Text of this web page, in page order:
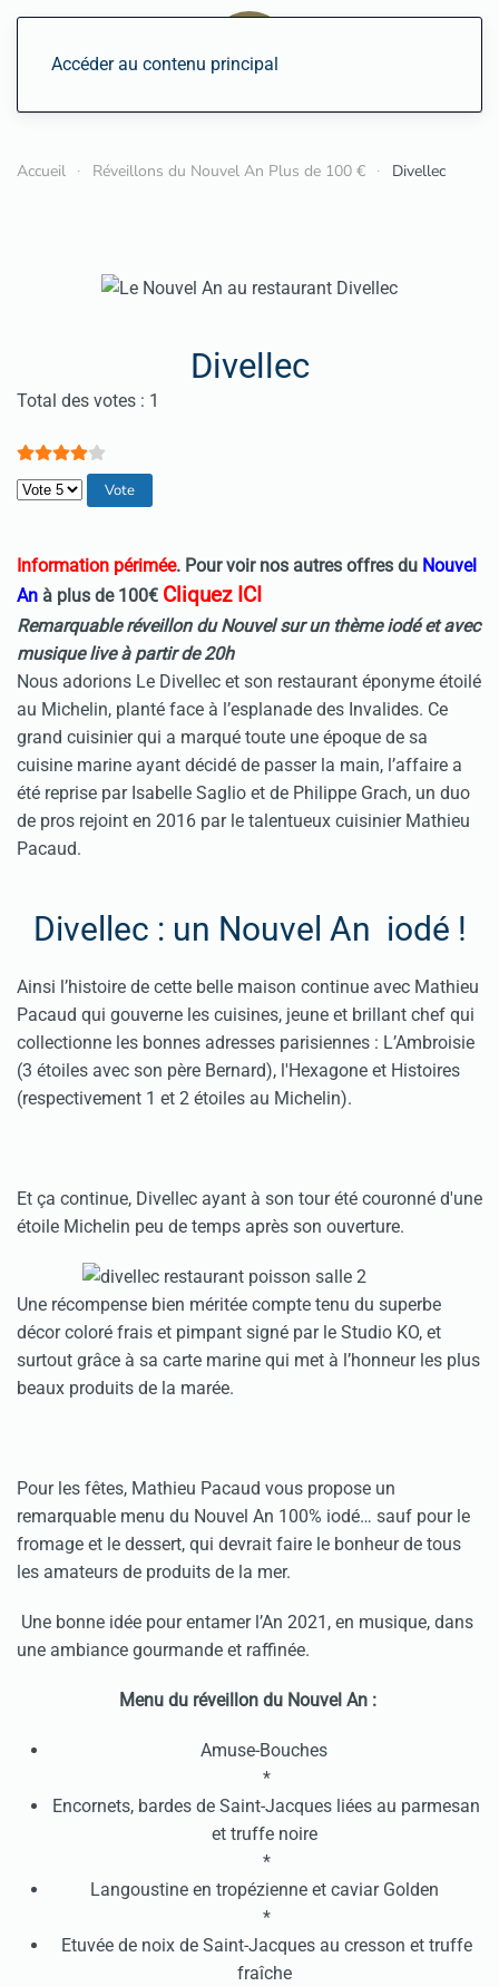
Accéder au contenu principal
Accueil Réveillons du Nouvel An Plus de 100 € Divellec
Divellec
Vote utilisateur:4/
Total des votes : 1
Veuillez voter
Information périmée. Pour voir nos autres offres du Nouvel
An à plus de 100€ Cliquez ICI
Remarquable réveillon du Nouvel sur un thème iodé et avec
musique live à partir de 20h
Nous adorions Le Divellec et son restaurant éponyme étoilé
au Michelin, planté face à l’esplanade des Invalides. Ce
grand cuisinier qui a marqué toute une époque de sa
cuisine marine ayant décidé de passer la main, l’affaire a
été reprise par Isabelle Saglio et de Philippe Grach, un duo
de pros rejoint en 2016 par le talentueux cuisinier Mathieu
Pacaud.
Divellec : un Nouvel An iodé !
Ainsi l’histoire de cette belle maison continue avec Mathieu
Pacaud qui gouverne les cuisines, jeune et brillant chef qui
collectionne les bonnes adresses parisiennes : L’Ambroisie
(3 étoiles avec son père Bernard), l'Hexagone et Histoires
(respectivement 1 et 2 étoiles au Michelin).
Et ça continue, Divellec ayant à son tour été couronné d'une
étoile Michelin peu de temps après son ouverture.
Une récompense bien méritée compte tenu du superbe
décor coloré frais et pimpant signé par le Studio KO, et
surtout grâce à sa carte marine qui met à l’honneur les plus
beaux produits de la marée.
Pour les fêtes, Mathieu Pacaud vous propose un
remarquable menu du Nouvel An 100% iodé… sauf pour le
fromage et le dessert, qui devrait faire le bonheur de tous
les amateurs de produits de la mer.
Une bonne idée pour entamer l’An 2021, en musique, dans
une ambiance gourmande et raffinée.
Menu du réveillon du Nouvel An :
Amuse-Bouches
*
Encornets, bardes de Saint-Jacques liées au parmesan
et truffe noire
*
Langoustine en tropézienne et caviar Golden
*
Etuvée de noix de Saint-Jacques au cresson et truffe
fraîche